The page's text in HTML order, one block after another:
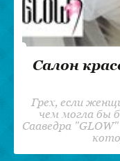
Салон
Грех, если
чем могла бы
Сааведра